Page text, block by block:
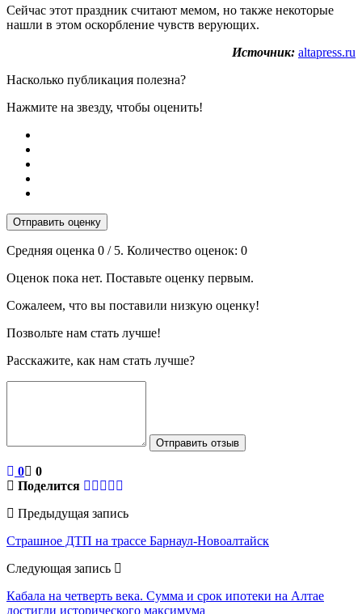
Сейчас этот праздник считают мемом, но также некоторые
нашли в этом оскорбление чувств верующих.
Источник: altapress.ru
Насколько публикация полезна?
Нажмите на звезду, чтобы оценить!
Отправить оценку
Средняя оценка 0 / 5. Количество оценок: 0
Оценок пока нет. Поставьте оценку первым.
Сожалеем, что вы поставили низкую оценку!
Позвольте нам стать лучше!
Расскажите, как нам стать лучше?
Отправить отзыв
0
0
Поделится
Предыдущая запись
Страшное ДТП на трассе Барнаул-Новоалтайск
Следующая запись
Кабала на четверть века. Сумма и срок ипотеки на Алтае
достигли исторического максимума